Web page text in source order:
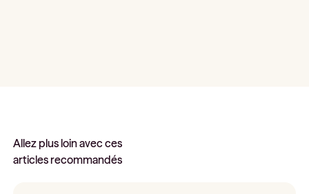
Allez plus loin avec ces
articles recommandés